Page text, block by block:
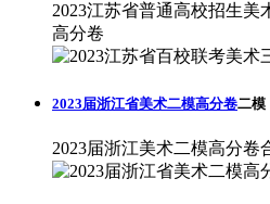
2023江苏省普通高校招生美
高分卷
2023届浙江省美术二模高分卷二模
2023届浙江美术二模高分卷